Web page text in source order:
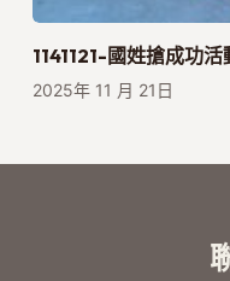
1141121-國姓搶成功活
2025年 11 月 21日